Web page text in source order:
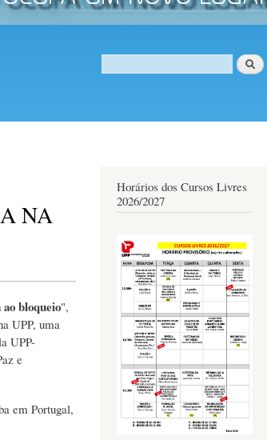
Formulário de procura
Procurar
NA
bloqueio",
UPP, uma
UPP-
e
em Portugal,
Horários dos Cursos Livres
2026/2027